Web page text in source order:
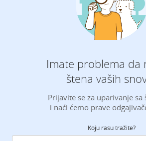
Imate problema da
štena vaših
Prijavite se za uparivanje sa
i naći ćemo prave
Koju rasu tražite?